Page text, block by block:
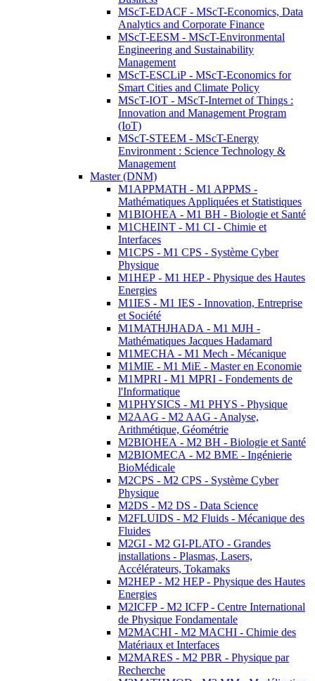
MScT-EDACF - MScT-Economics, Data
Analytics and Corporate Finance
MScT-EESM - MScT-Environmental
Engineering and Sustainability
Management
MScT-ESCLiP - MScT-Economics for
Smart Cities and Climate Policy
MScT-IOT - MScT-Internet of Things :
Innovation and Management Program
(IoT)
MScT-STEEM - MScT-Energy
Environment : Science Technology &
Management
Master (DNM)
M1APPMATH - M1 APPMS -
Mathématiques Appliquées et Statistiques
M1BIOHEA - M1 BH - Biologie et Santé
M1CHEINT - M1 CI - Chimie et
Interfaces
M1CPS - M1 CPS - Système Cyber
Physique
M1HEP - M1 HEP - Physique des Hautes
Energies
M1IES - M1 IES - Innovation, Entreprise
et Société
M1MATHJHADA - M1 MJH -
Mathématiques Jacques Hadamard
M1MECHA - M1 Mech - Mécanique
M1MIE - M1 MiE - Master en Economie
M1MPRI - M1 MPRI - Fondements de
l'Informatique
M1PHYSICS - M1 PHYS - Physique
M2AAG - M2 AAG - Analyse,
Arithmétique, Géométrie
M2BIOHEA - M2 BH - Biologie et Santé
M2BIOMECA - M2 BME - Ingénierie
BioMédicale
M2CPS - M2 CPS - Système Cyber
Physique
M2DS - M2 DS - Data Science
M2FLUIDS - M2 Fluids - Mécanique des
Fluides
M2GI - M2 GI-PLATO - Grandes
installations - Plasmas, Lasers,
Accélérateurs, Tokamaks
M2HEP - M2 HEP - Physique des Hautes
Energies
M2ICFP - M2 ICFP - Centre International
de Physique Fondamentale
M2MACHI - M2 MACHI - Chimie des
Matériaux et Interfaces
M2MARES - M2 PBR - Physique par
Recherche